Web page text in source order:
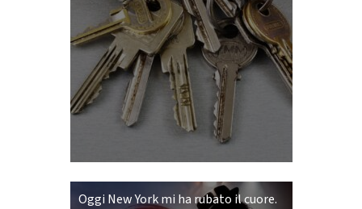
Oggi New York mi ha rubato il cuore.